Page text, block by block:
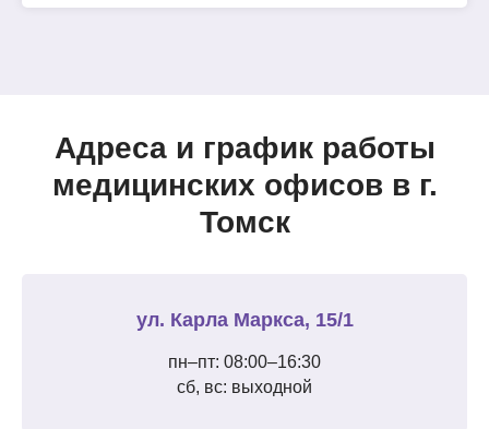
Адреса и график работы
медицинских офисов в г.
Томск
ул. Карла Маркса, 15/1
пн–пт: 08:00–16:30
сб, вс: выходной